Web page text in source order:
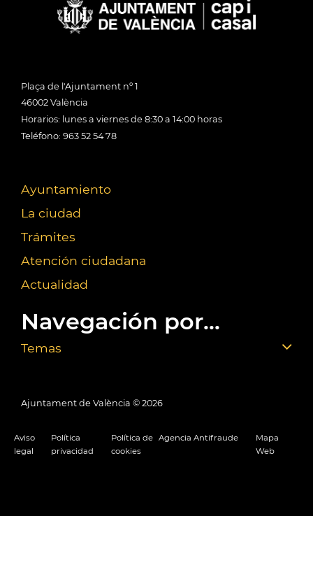
Plaça de l'Ajuntament nº 1
46002 València
Horarios: lunes a viernes de 8:30 a 14:00 horas
Teléfono: 963 52 54 78
Ayuntamiento
La ciudad
Trámites
Atención ciudadana
Actualidad
Navegación por...
Temas
Ajuntament de València © 2026
Aviso
legal
Política
privacidad
Política de
cookies
Agencia Antifraude
Mapa
Web